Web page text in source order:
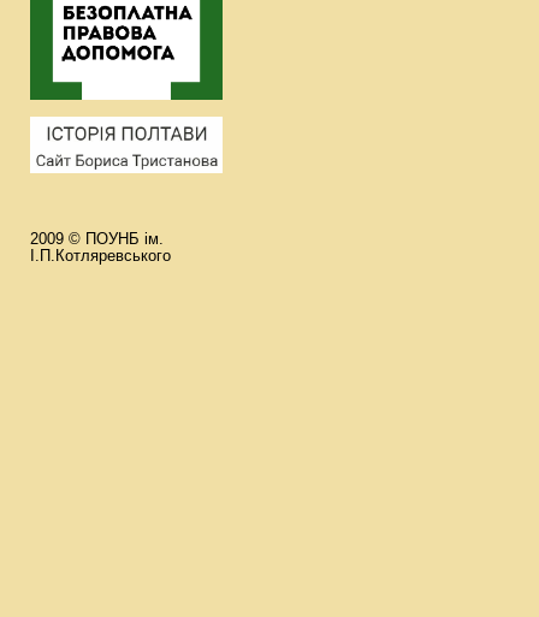
2009 © ПОУНБ ім.
І.П.Котляревського